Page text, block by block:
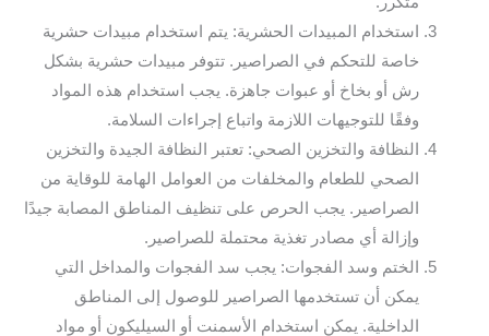
استخدام المبيدات الحشرية: يتم استخدام مبيدات حشرية
خاصة للتحكم في الصراصير. تتوفر مبيدات حشرية بشكل
رش أو بخاخ أو عبوات جاهزة. يجب استخدام هذه المواد
وفقًا للتوجيهات اللازمة واتباع إجراءات السلامة.
النظافة والتخزين الصحي: تعتبر النظافة الجيدة والتخزين
الصحي للطعام والمخلفات من العوامل الهامة للوقاية من
الصراصير. يجب الحرص على تنظيف المناطق المصابة جيدًا
وإزالة أي مصادر تغذية محتملة للصراصير.
الختم وسد الفجوات: يجب سد الفجوات والمداخل التي
يمكن أن تستخدمها الصراصير للوصول إلى المناطق
الداخلية. يمكن استخدام الأسمنت أو السيليكون أو مواد